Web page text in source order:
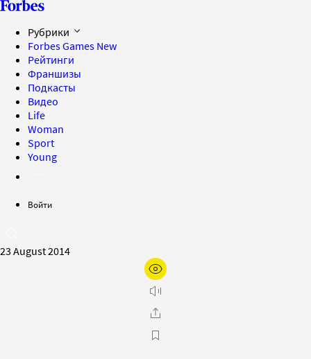
Рубрики
Forbes Games New
Рейтинги
Франшизы
Подкасты
Видео
Life
Woman
Sport
Young
Войти
23 August 2014